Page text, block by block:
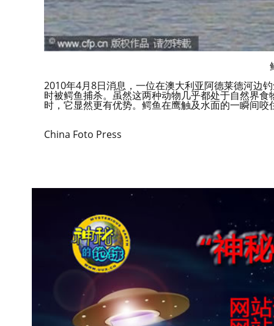
2010年4月8日消息，一位在澳大利亚阿德莱德河
时被鳄鱼捕杀。虽然这两种动物几乎都处于自然界
时，它显然更有优势。鳄鱼在鹰触及水面的一瞬间
China Foto Press